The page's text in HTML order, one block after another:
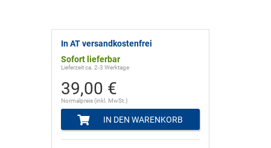
In AT versandkostenfrei
Sofort lieferbar
Lieferzeit ca. 2-3 Werktage
39,00 €
Normalpreis (inkl. MwSt.)
IN DEN WARENKORB